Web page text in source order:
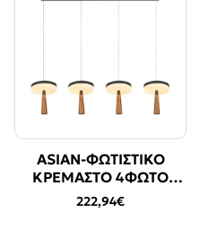
ASIAN-ΦΩΤΙΣΤΙΚΟ
ΚΡΕΜΑΣΤΟ 4ΦΩΤΟ
ΑΜΜΩΔΕΣ ΜΑΥΡΟ
ΑΛΟΥΜΙΝΙΟΥ LED SMD
222,94€